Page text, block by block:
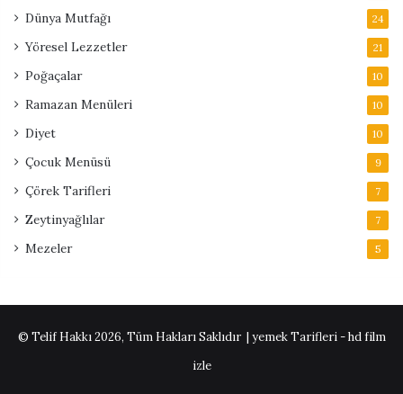
Dünya Mutfağı 24
Yöresel Lezzetler 21
Poğaçalar 10
Ramazan Menüleri 10
Diyet 10
Çocuk Menüsü 9
Çörek Tarifleri 7
Zeytinyağlılar 7
Mezeler 5
© Telif Hakkı 2026, Tüm Hakları Saklıdır | yemek Tarifleri -hd film
izle